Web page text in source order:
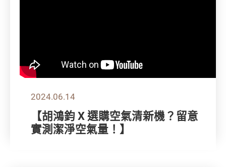
2024.06.14
【胡鴻鈞 X 選購空氣清新機？留意
實測潔淨空氣量！】